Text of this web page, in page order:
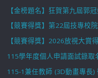
【金榜題名】狂賀第九屆郭
【競賽得獎】第22屆技專校
【競賽得獎】2026放視大賞
115學年度個人申請面試錄取
115-1兼任教師 (3D動畫專長)